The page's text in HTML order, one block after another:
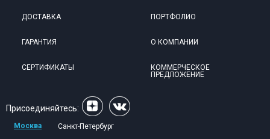
ДОСТАВКА
ГАРАНТИЯ
СЕРТИФИКАТЫ
ПОРТФОЛИО
О КОМПАНИИ
КОММЕРЧЕСКОЕ
ПРЕДЛОЖЕНИЕ
Присоединяйтесь:
Москва Санкт-Петербург